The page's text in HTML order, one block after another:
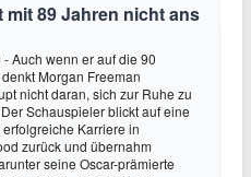
mit 89 Jahren nicht ans
- Auch wenn er auf die 90
Morgan Freeman
nicht daran, sich zur Ruhe zu
Schauspieler blickt auf eine
Karriere in
zurück und übernahm
seine Oscar-prämierte